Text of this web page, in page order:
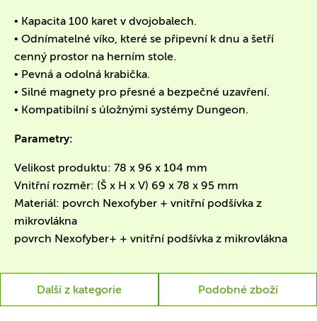
• Kapacita 100 karet v dvojobalech.
• Odnímatelné víko, které se připevní k dnu a šetří
cenný prostor na herním stole.
• Pevná a odolná krabička.
• Silné magnety pro přesné a bezpečné uzavření.
• Kompatibilní s úložnými systémy Dungeon.
Parametry:
Velikost produktu: 78 x 96 x 104 mm
Vnitřní rozměr: (Š x H x V) 69 x 78 x 95 mm
Materiál: povrch Nexofyber + vnitřní podšívka z
mikrovlákna
povrch Nexofyber+ + vnitřní podšívka z mikrovlákna
Další z kategorie Podobné zboží